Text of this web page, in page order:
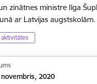
zinātnes ministre Ilga
ar Latvijas augstskolām.
2020